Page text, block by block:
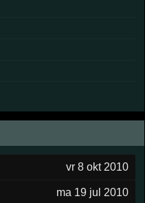
vr 8 okt 2010
ma 19 jul 2010